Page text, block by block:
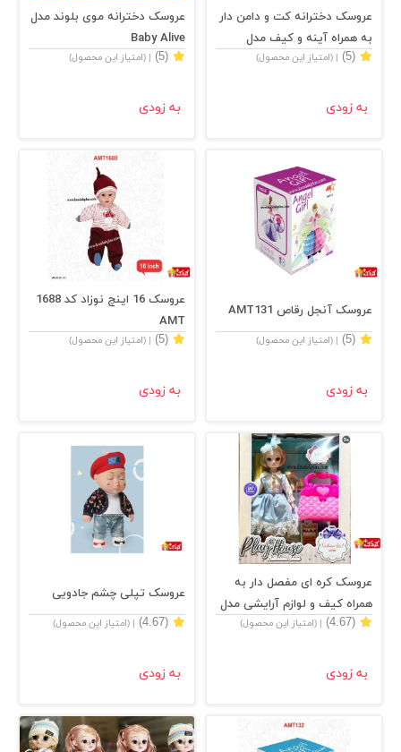
عروسک دخترانه کت و دامن دار
به همراه آینه و کیف مدل
mommy's baby
(5) | (امتیاز این محصول)
به زودی
عروسک دخترانه موی بلوند مدل
Baby Alive
(5)
| (امتیاز این محصول)
به زودی
عروسک آنجل رقاص AMT131
(5)
| (امتیاز این محصول)
به زودی
عروسک 16 اینچ نوزاد کد 1688
AMT
(5)
| (امتیاز این محصول)
به زودی
عروسک کره ای مفصل دار به
همراه کیف و لوازم آرایشی مدل
68087a
(4.67) | (امتیاز این محصول)
به زودی
عروسک تپلی چشم جادویی
(4.67)
| (امتیاز این محصول)
به زودی